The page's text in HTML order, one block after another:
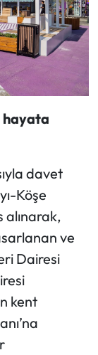
hayata
davet
Köşe
alınarak,
ve
Dairesi
kent